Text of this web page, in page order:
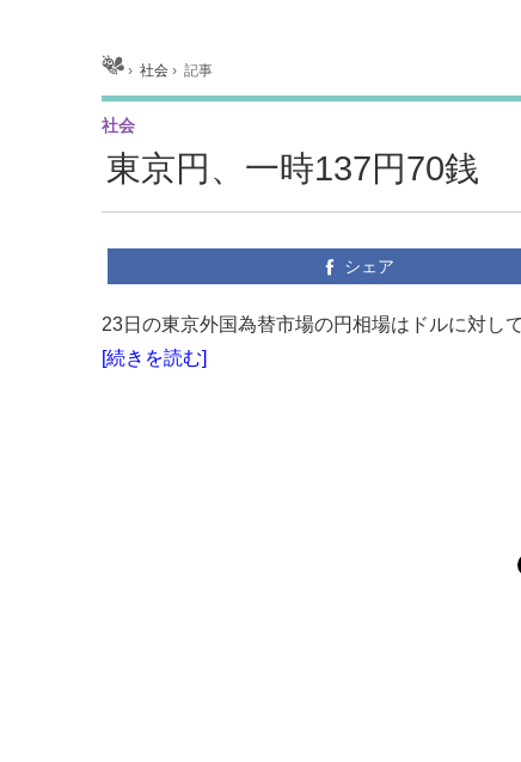
ホーム ›社会 ›記事
東京円、一時137円70銭
社会
シェア
23日の東京外国為替市場の円相場はドルに対し
[続きを読む]